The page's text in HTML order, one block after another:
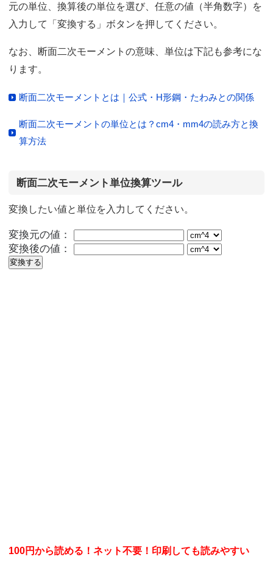
元の単位、換算後の単位を選び、任意の値（半角数字）を
入力して「変換する」ボタンを押してください。
なお、断面二次モーメントの意味、単位は下記も参考にな
ります。
断面二次モーメントとは｜公式・H形鋼・たわみとの関係
断面二次モーメントの単位とは？cm4・mm4の読み方と換
算方法
断面二次モーメント単位換算ツール
変換したい値と単位を入力してください。
変換元の値：
変換後の値：
変換する
100円から読める！ネット不要！印刷しても読みやすい